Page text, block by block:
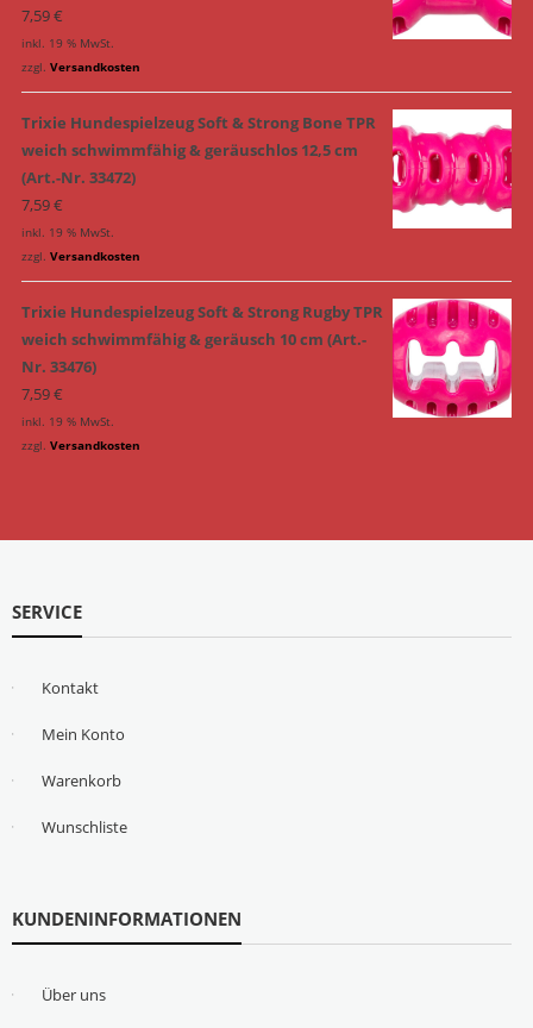
7,59€
inkl. 19 % MwSt.
zzgl. Versandkosten
Trixie Hundespielzeug Soft & Strong Bone TPR
weich schwimmfähig & geräuschlos 12,5 cm
(Art.-Nr. 33472)
7,59€
inkl. 19 % MwSt.
zzgl. Versandkosten
Trixie Hundespielzeug Soft & Strong Rugby TPR
weich schwimmfähig & geräusch 10 cm (Art.-
Nr. 33476)
7,59€
inkl. 19 % MwSt.
zzgl. Versandkosten
SERVICE
Kontakt
Mein Konto
Warenkorb
Wunschliste
KUNDENINFORMATIONEN
Über uns